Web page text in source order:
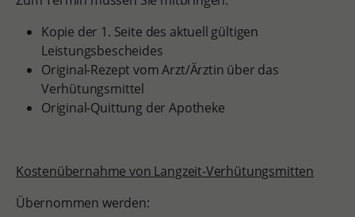
Kopie der 1. Seite des aktuell gültigen
Leistungsbescheides
Original-Rezept vom Arzt/Ärztin über das
Verhütungsmittel
Original-Quittung der Apotheke
Kostenübernahme von Langzeit-Verhütungsmitten
Übernommen werden: